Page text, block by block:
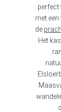
perfect
met
de
Het